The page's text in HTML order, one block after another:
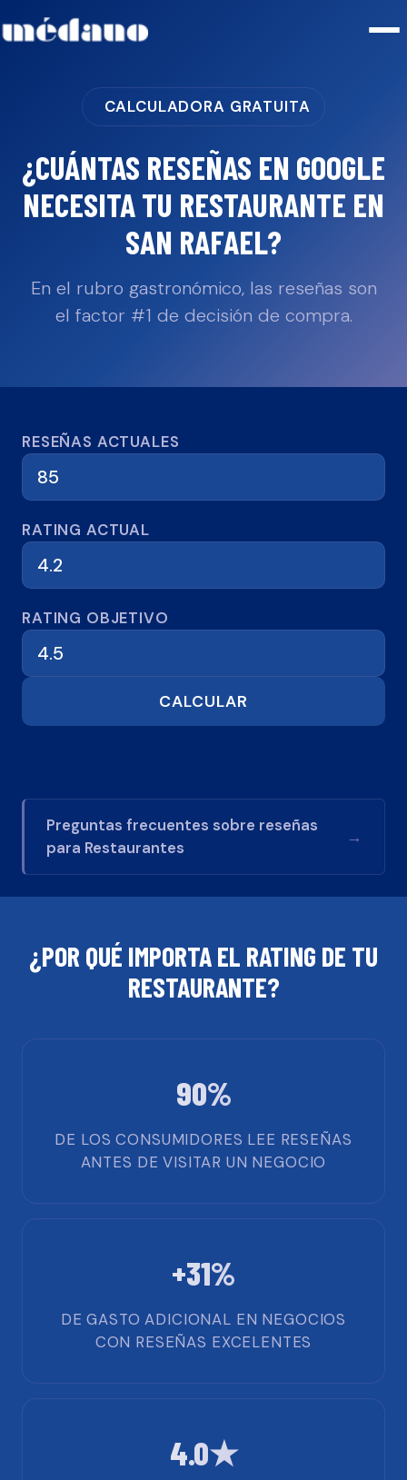
CALCULADORA GRATUITA
¿CUÁNTAS RESEÑAS EN GOOGLE
NECESITA TU RESTAURANTE EN
SAN RAFAEL?
En el rubro gastronómico, las reseñas son
el factor #1 de decisión de compra.
Calculadora de reseñas
RESEÑAS ACTUALES
RATING ACTUAL
RATING OBJETIVO
CALCULAR
Preguntas frecuentes sobre reseñas
para Restaurantes
→
¿POR QUÉ IMPORTA EL RATING DE TU
RESTAURANTE?
90%
DE LOS CONSUMIDORES LEE RESEÑAS
ANTES DE VISITAR UN NEGOCIO
+31%
DE GASTO ADICIONAL EN NEGOCIOS
CON RESEÑAS EXCELENTES
4.0★